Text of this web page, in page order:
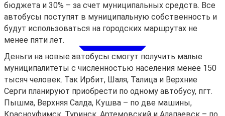
бюджета и 30% – за счет муниципальных средств. Все
автобусы поступят в муниципальную собственность и
будут использоваться на городских маршрутах не
менее пяти лет.
Деньги на новые автобусы смогут получить малые
муниципалитеты с численностью населения менее 150
тысяч человек. Так Ирбит, Шаля, Талица и Верхние
Серги планируют приобрести по одному автобусу, пгт.
Пышма, Верхняя Салда, Кушва – по две машины,